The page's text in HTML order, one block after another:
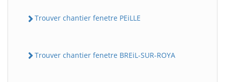
Trouver chantier fenetre PEiLLE
Trouver chantier fenetre BREiL-SUR-ROYA